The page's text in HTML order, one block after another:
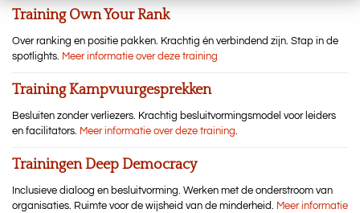
Training Own Your Rank
Over ranking en positie pakken. Krachtig én verbindend zijn. Stap in de
spotlights. Meer informatie over deze training
Training Kampvuurgesprekken
Besluiten zonder verliezers. Krachtig besluitvormingsmodel voor leiders
en facilitators. Meer informatie over deze training.
Trainingen Deep Democracy
Inclusieve dialoog en besluitvorming. Werken met de onderstroom van
organisaties. Ruimte voor de wijsheid van de minderheid. Meer informatie